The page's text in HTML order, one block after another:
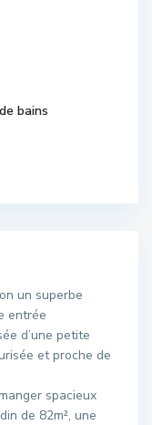
bains
un superbe
entrée
d’une petite
et proche de
spacieux
de 82m², une